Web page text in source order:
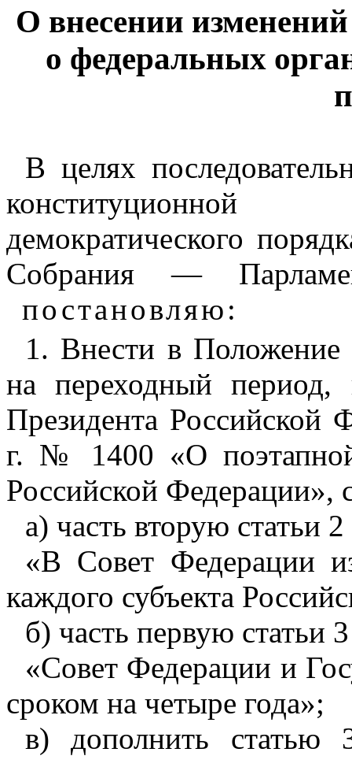
О внесении
о федеральных
В целях
конституционной
демократического
Собрания —
постановляю:
1. Внести в Положение
на переходный период,
Президента Российской
г. № 1400 «О
Российской Федерации»,
а) часть вторую статьи
«В Совет Федерации
каждого субъекта
б) часть первую статьи
«Совет Федерации и
сроком на четыре года»;
в) дополнить статью